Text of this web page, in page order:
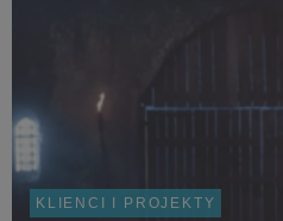
KLIENCI I PROJEKTY